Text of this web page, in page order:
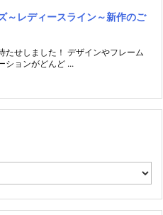
～レディースライン～新作のご
たせしました！ デザインやフレーム
ションがどんど ...